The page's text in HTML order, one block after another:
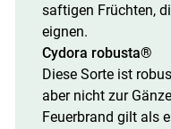
saftigen Früchten,
eignen.
Cydora robusta®
Diese Sorte ist
aber nicht zur
Feuerbrand gilt als